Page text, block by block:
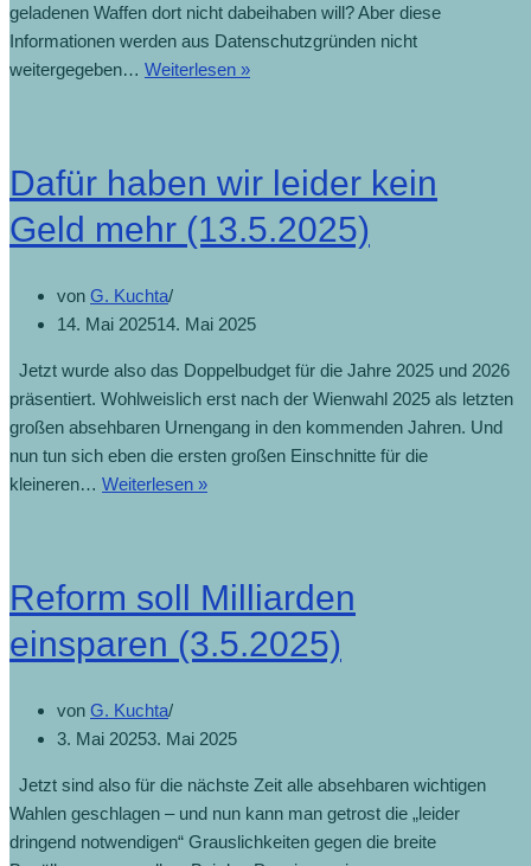
geladenen Waffen dort nicht dabeihaben will? Aber diese
Informationen werden aus Datenschutzgründen nicht
weitergegeben… Weiterlesen »Amokläufer
Psychotest
(12.6.2025)
Dafür haben wir leider kein
Geld mehr (13.5.2025)
von G. Kuchta
14. Mai 202514. Mai 2025
Jetzt wurde also das Doppelbudget für die Jahre 2025 und 2026
präsentiert. Wohlweislich erst nach der Wienwahl 2025 als letzten
großen absehbaren Urnengang in den kommenden Jahren. Und
nun tun sich eben die ersten großen Einschnitte für die
kleineren… Weiterlesen »Dafür
kein
mehr
Reform soll Milliarden
einsparen (3.5.2025)
von G. Kuchta
3. Mai 20253. Mai 2025
Jetzt sind also für die nächste Zeit alle absehbaren wichtigen
Wahlen geschlagen – und nun kann man getrost die „leider
dringend notwendigen“ Grauslichkeiten gegen die breite